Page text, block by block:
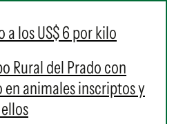
los US$ 6 por kilo
Rural del Prado con
animales inscriptos y